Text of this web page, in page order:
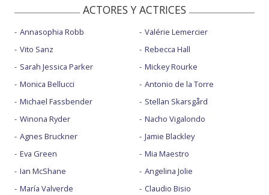
ACTORES Y ACTRICES
Annasophia Robb
Vito Sanz
Sarah Jessica Parker
Monica Bellucci
Michael Fassbender
Winona Ryder
Agnes Bruckner
Eva Green
Ian McShane
María Valverde
Valérie Lemercier
Rebecca Hall
Mickey Rourke
Antonio de la Torre
Stellan Skarsgård
Nacho Vigalondo
Jamie Blackley
Mia Maestro
Angelina Jolie
Claudio Bisio